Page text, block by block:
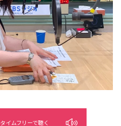
タイムフリーで聴く